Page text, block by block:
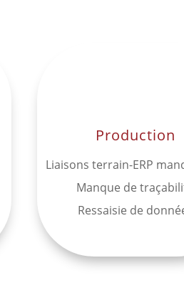
Production
Liaisons terrain-ERP
Manque de
Ressaisie de